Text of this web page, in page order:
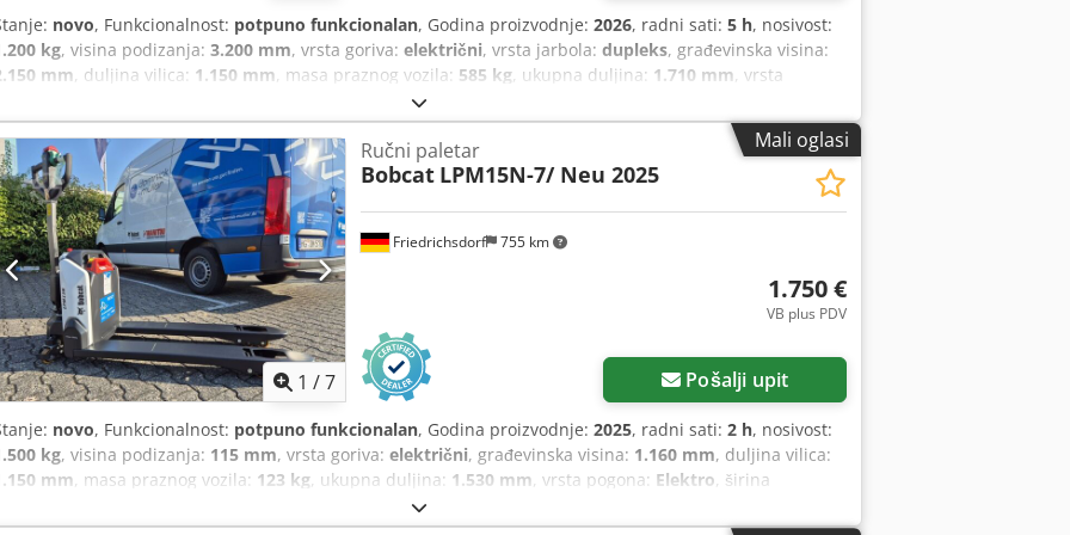
novo, Funkcionalnost: potpuno funkcionalan, Godina proizvodnje: 2026, radni sati: 5 h, nosivost:
kg, visina podizanja: 3.200 mm, vrsta goriva: električni, vrsta jarbola: dupleks, građevinska visina:
mm, duljina vilica: 1.150 mm, masa praznog vozila: 585 kg, ukupna duljina: 1.710 mm, vrsta
, Visokopodizni viličar Težište tereta: 600 mm Širina vilica:
mm Debljina vilica: 60 mm Tip jarbola: Duplex Stanje: Novo Tehničko stanje: Novo Codpfxoy Uz Sqj Ak
Eorf Prednji kotači tip: Poliuretan Stanje prednjih kotača: 80 - 100% Stražnji kotači tip: Poliuretan Stanje
kotača: 80 - 100% Baterija volt: 24V Baterija Ah: 60Ah Tip baterije: Litij-ionska Godina proizvodnje
2026 Stanje baterije: 80 - 100% CE certifikat, Litij-ionska baterija bez održavanja 24 V
Mali oglasi
1 /7
Friedrichsdorf 755 km
Ručni paletar
Bobcat LPM15N-7/ Neu 2025
1.750 €
VB plus PDV
Pošalji upit
novo, Funkcionalnost: potpuno funkcionalan, Godina proizvodnje: 2025, radni sati: 2 h, nosivost:
kg, visina podizanja: 115 mm, vrsta goriva: električni, građevinska visina: 1.160 mm, duljina vilica:
mm, masa praznog vozila: 123 kg, ukupna duljina: 1.530 mm, vrsta pogona: Elektro, širina
, Viličar s niskim podizanjem Težina tereta: 600 kg Širina vilice: 160 mm Debljina
47 mm Stanje: Novo Csdpfxozrildj Ak Eerf Tehničko stanje: Novo Prednje gume, tip: Vulkollan Stanje